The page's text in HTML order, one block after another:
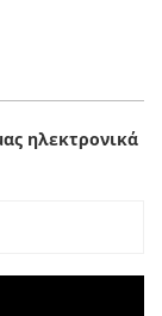
ηλεκτρονικά